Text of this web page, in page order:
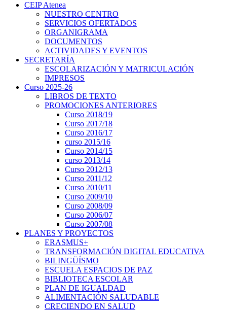
CEIP Atenea
NUESTRO CENTRO
SERVICIOS OFERTADOS
ORGANIGRAMA
DOCUMENTOS
ACTIVIDADES Y EVENTOS
SECRETARÍA
ESCOLARIZACIÓN Y MATRICULACIÓN
IMPRESOS
Curso 2025-26
LIBROS DE TEXTO
PROMOCIONES ANTERIORES
Curso 2018/19
Curso 2017/18
Curso 2016/17
curso 2015/16
Curso 2014/15
curso 2013/14
Curso 2012/13
Curso 2011/12
Curso 2010/11
Curso 2009/10
Curso 2008/09
Curso 2006/07
Curso 2007/08
PLANES Y PROYECTOS
ERASMUS+
TRANSFORMACIÓN DIGITAL EDUCATIVA
BILINGÜÍSMO
ESCUELA ESPACIOS DE PAZ
BIBLIOTECA ESCOLAR
PLAN DE IGUALDAD
ALIMENTACIÓN SALUDABLE
CRECIENDO EN SALUD